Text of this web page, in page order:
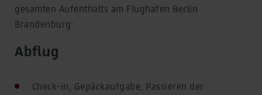
gesamten Aufenthalts am Flughafen Berlin
Brandenburg:
Abflug
Check-in, Gepäckaufgabe, Passieren der